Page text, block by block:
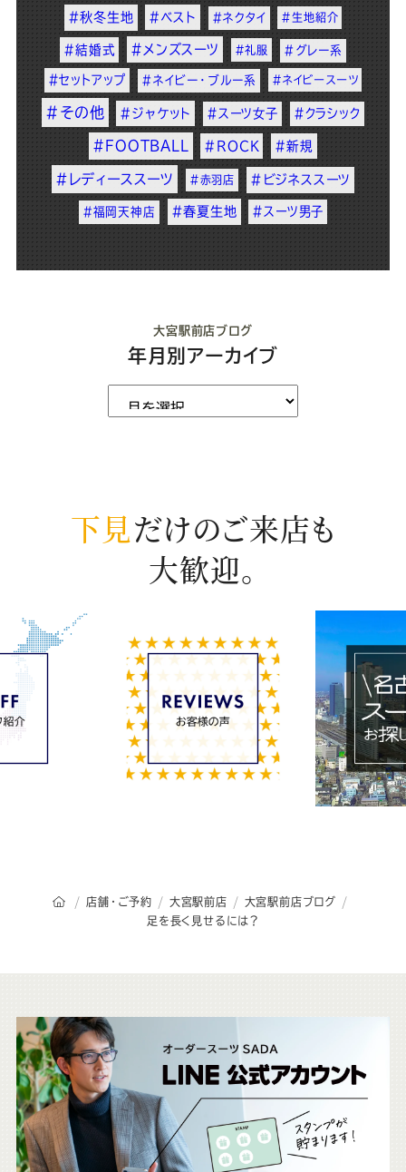
#秋冬生地 #ベスト #ネクタイ #生地紹介
#結婚式 #メンズスーツ #礼服 #グレー系
#セットアップ #ネイビー・ブルー系 #ネイビースーツ
#その他 #ジャケット #スーツ女子 #クラシック
#FOOTBALL #ROCK #新規
#レディーススーツ #赤羽店 #ビジネススーツ
#福岡天神店 #春夏生地 #スーツ男子
大宮駅前店ブログ
年月別アーカイブ
下見だけのご来店も
大歓迎。
オーダースーツSADAのトップページ
店舗・ご予約 大宮駅前店
大宮駅前店ブログ
足を長く見せるには？
こ
ち
ら
も